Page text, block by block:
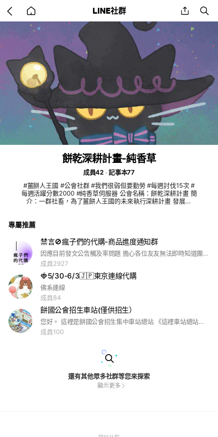
back
to
home
LINE社群 share
餅乾深耕計畫-純香草
成員42
記事本77
#薑餅人王國 #公會社群 #我們很弱但要勤勞 #每週討伐15次 #
每週活躍分數2000 #純香草伺服器 公會名稱：餅乾深耕計畫 簡
介：一群社畜，為了薑餅人王國的未來執行深耕計畫 發展指
成員平均等級提升1級 質化：推動餅乾評鑑機制，鼓勵餅乾生產
行方式：夢想≖‿≖
專屬推薦
禁言🚫瘋子們的代購-商品進度通知群
因應目前發文公告觸及率問題 擔心各位友友無法即時知道團務訊息 特此開設社群希望能為各位友友提供最即時的服務🥰 此社群為進度通知群 🔆若有私人訂單問題請洽🔆 LINE@ | @100FIJGY (#瘋子們的出走代購) LINE@ | @553dahsx (#瘋子們的出走代購內娛)
成員2927
🍓5/30-6/3🇯🇵東京連線代購
佛系連線
成員84
餅國公會招生車站(僅供招生）
您好。 這裡是餅國公會招生集中車站總站 《這裡車站總站，聊天列表轉車》 找公會，不用搜尋trivago🔍 看群管名字就好 管管都是各個公會代表 沒有資料交資料 有人招攬就洽詢 《問就對了》 請禮貌的對待，他們不好惹(⁎⁍̴̛ᴗ⁍̴̛⁎) 找到公會的並且有了聯繫 請離開此群組。 此車站沒有提供寢具及住宿 更沒有吃喝拉撒睡。 來車站問攻略ㄉ等於是自尋死路 僅供招生 謝謝您的配合 歡迎下次不要再來
成員100
還有其他眾多社群等您來探索
顯示更多